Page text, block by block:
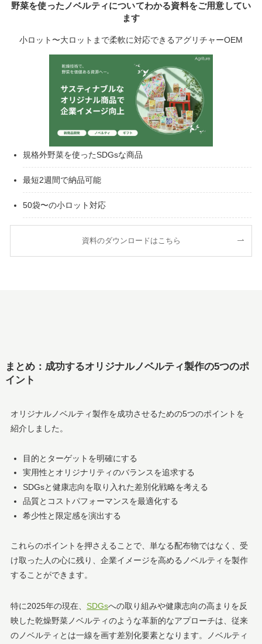
野菜を使ったノベルティについてわかる資料をご用意してい
ます
小ロット〜大ロットまで柔軟に対応できるアグリチャーOEM
規格外野菜を使ったSDGsな商品
最短2週間で納品可能
50袋〜の小ロット対応
資料のダウンロードはこちら
まとめ：成功するオリジナルノベルティ製作の5つのポ
イント
オリジナルノベルティ製作を成功させるための5つのポイントを
紹介しました。
目的とターゲットを明確にする
実用性とオリジナリティのバランスを追求する
SDGsと健康志向を取り入れた差別化戦略を考える
品質とコストパフォーマンスを最適化する
希少性と限定感を演出する
これらのポイントを押さえることで、単なる配布物ではなく、受
け取った人の心に残り、企業イメージを高めるノベルティを製作
することができます。
特に2025年の現在、 SDGsへの取り組みや健康志向の高まりを反
映した乾燥野菜ノベルティのような革新的なアプローチは、従来
のノベルティとは一線を画す差別化要素となります。ノベルティ